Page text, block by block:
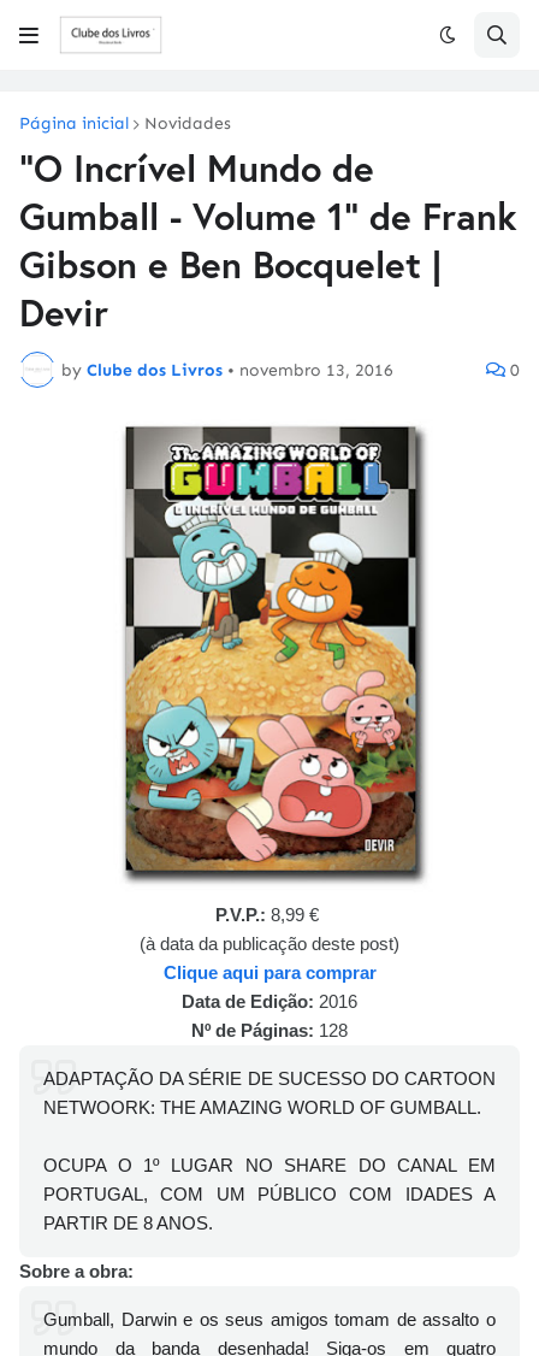
Página inicial Novidades
"O Incrível Mundo de
Gumball - Volume 1" de Frank
Gibson e Ben Bocquelet |
Devir
by Clube dos Livros • novembro 13, 2016 0
P.V.P.: 8,99 €
(à data da publicação deste post)
Clique aqui para comprar
Data de Edição: 2016
Nº de Páginas: 128
ADAPTAÇÃO DA SÉRIE DE SUCESSO DO CARTOON
NETWOORK: THE AMAZING WORLD OF GUMBALL.
OCUPA O 1º LUGAR NO SHARE DO CANAL EM
PORTUGAL, COM UM PÚBLICO COM IDADES A
PARTIR DE 8 ANOS.
Sobre a obra:
Gumball, Darwin e os seus amigos tomam de assalto o
mundo da banda desenhada! Siga-os em quatro